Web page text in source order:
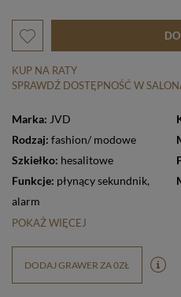
KUP NA RATY
SPRAWDŹ DOSTĘPNOŚĆ W
Marka: JVD
Rodzaj: fashion/ modowe
Szkiełko: hesalitowe
Funkcje: płynący sekundnik,
alarm
POKAŻ WIĘCEJ
DODAJ GRAWER ZA 0ZŁ